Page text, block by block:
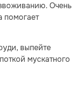
Очень
помогает
выпейте
мускатного